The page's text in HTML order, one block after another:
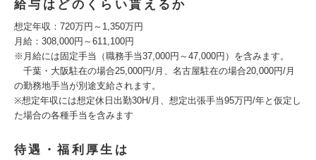
給与はどのくらい貰えるか
想定年収：720万円～1,350万円
月給：308,000円～611,100円
※月給には固定手当（職務手当37,000円～47,000円）を含みます。
千葉・大阪駐在の場合25,000円/月、名古屋駐在の場合20,000円/月
の勤務地手当が別途支給されます。
※想定年収には想定休日出勤30H/月、想定出張手当95万円/年と仮定し
た場合の各種手当を含みます
待遇・福利厚生は